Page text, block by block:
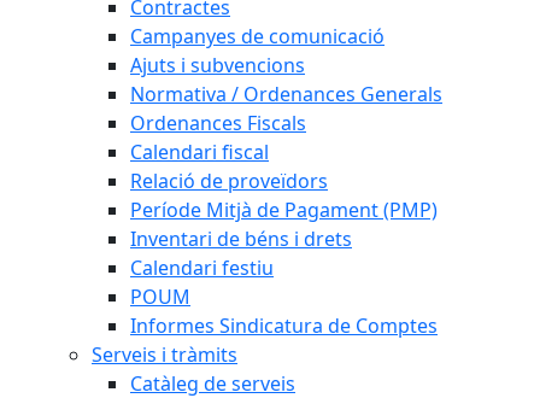
Contractes
Campanyes de comunicació
Ajuts i subvencions
Normativa / Ordenances Generals
Ordenances Fiscals
Calendari fiscal
Relació de proveïdors
Període Mitjà de Pagament (PMP)
Inventari de béns i drets
Calendari festiu
POUM
Informes Sindicatura de Comptes
Serveis i tràmits
Catàleg de serveis